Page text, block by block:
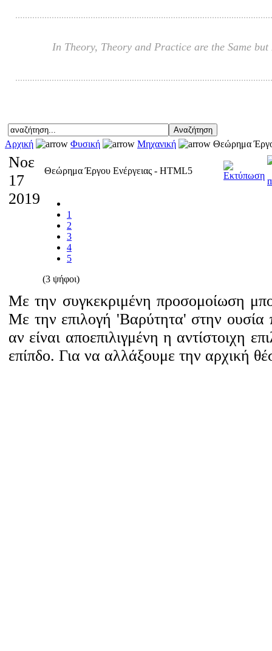
In Theory, Theory and Practice are the Same
Αρχική Φυσική Μηχανική Θεώρημα
Νοε
17
2019
Θεώρημα Έργου Ενέργειας - HTML5
1
2
3
4
5
(3 ψήφοι)
Με την συγκεκριμένη προσομοίωση
Με την επιλογή 'Βαρύτητα' στην ουσία
αν είναι αποεπιλιγμένη η αντίστοιχη
επίπδο. Για να αλλάξουμε την αρχική